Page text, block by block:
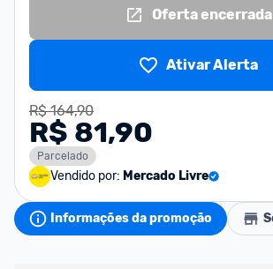
Oferta encerrada
Ativar Alerta
R$ 164,90
R$ 81,90
Parcelado
Vendido por: Mercado Livre
Informações da promoção